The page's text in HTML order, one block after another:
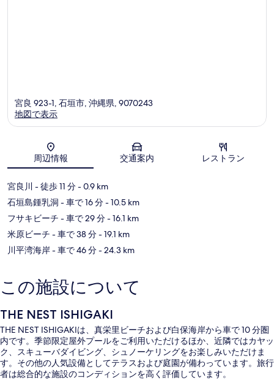
地図
宮良 923-1, 石垣市, 沖縄県, 9070243
地図で表示
周辺情報 交通案内 レストラン
宮良川 - 徒歩 11 分- 0.9 km
石垣島鍾乳洞 - 車で 16 分- 10.5 km
フサキビーチ - 車で 29 分- 16.1 km
米原ビーチ - 車で 38 分- 19.1 km
川平湾海岸- 車で 46 分- 24.3 km
この施設について
THE NEST ISHIGAKI
THE NEST ISHIGAKIは、真栄里ビーチおよび白保海岸から車で 10 分圏
内です。季節限定屋外プールをご利用いただけるほか、近隣ではカヤッ
ク、スキューバダイビング、シュノーケリングをお楽しみいただけま
す。その他の人気設備としてテラスおよび庭園が備わっています。旅行
者は総合的な施設のコンディションを高く評価しています。